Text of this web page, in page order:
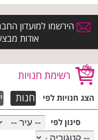
הירשמו למועדון
אודות
רשימת חנויות
הצג חנויות לפי חנות
סינון לפי